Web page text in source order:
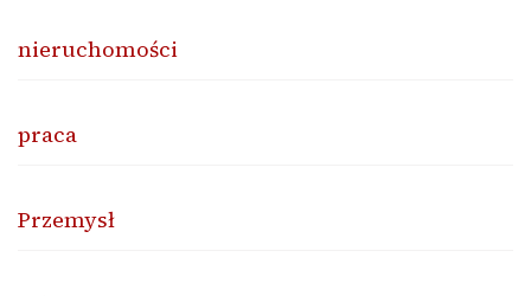
nieruchomości
praca
Przemysł